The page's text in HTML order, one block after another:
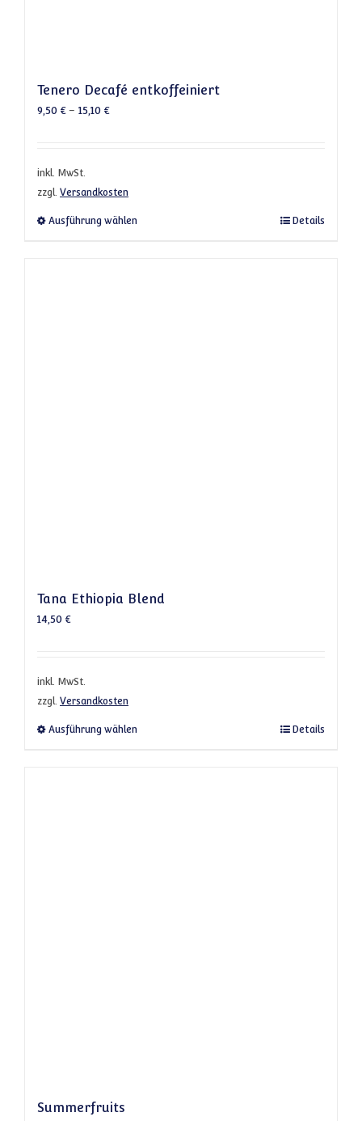
Tenero Decafé entkoffeiniert
9,50 €– 15,10 €
inkl. MwSt.
zzgl. Versandkosten
Ausführung wählen Dieses Produkt weist mehrere Varianten
Details
Tana Ethiopia Blend
14,50 €
inkl. MwSt.
zzgl. Versandkosten
Ausführung wählen Dieses Produkt weist mehrere Varianten
Details
Summerfruits